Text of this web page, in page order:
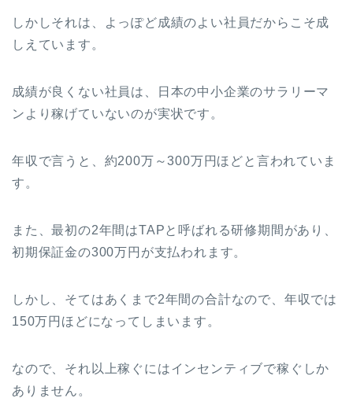
しかしそれは、よっぽど成績のよい社員だからこそ成
しえています。
成績が良くない社員は、日本の中小企業のサラリーマ
ンより稼げていないのが実状です。
年収で言うと、約200万～300万円ほどと言われていま
す。
また、最初の2年間はTAPと呼ばれる研修期間があり、
初期保証金の300万円が支払われます。
しかし、そてはあくまで2年間の合計なので、年収では
150万円ほどになってしまいます。
なので、それ以上稼ぐにはインセンティブで稼ぐしか
ありません。